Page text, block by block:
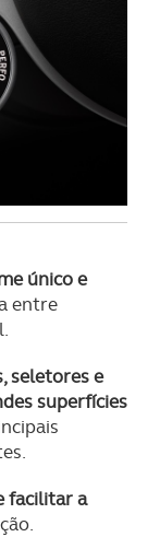
Cookies e
sua
nos serviços
único e
entre
seletores e
superfícies
facilitar a